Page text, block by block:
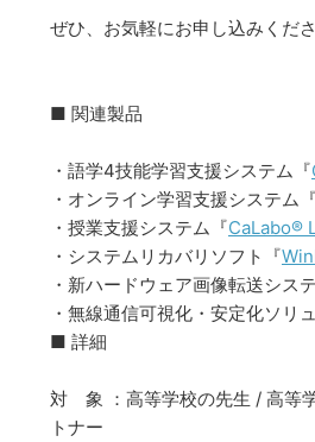
ぜひ、お気軽にお申し込みくださ
■ 関連製品
・語学4技能学習支援システム『
・オンライン学習支援システム『
・授業支援システム『CaLabo®
・システムリカバリソフト『
・新ハードウェア画像転送シス
・無線通信可視化・安定化ソリ
■ 詳細
対 象 ：高等学校の先生 / 高等
トナー